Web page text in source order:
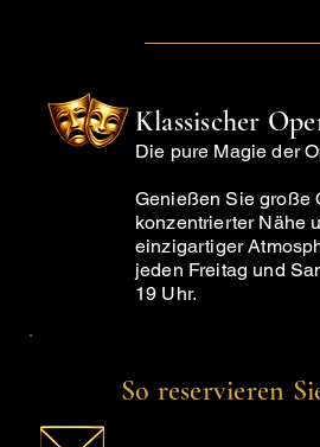
Klassischer
Die pure Magie der
Genießen Sie große
konzentrierter Nähe
einzigartiger
jeden Freitag und
19 Uhr.
So reservieren